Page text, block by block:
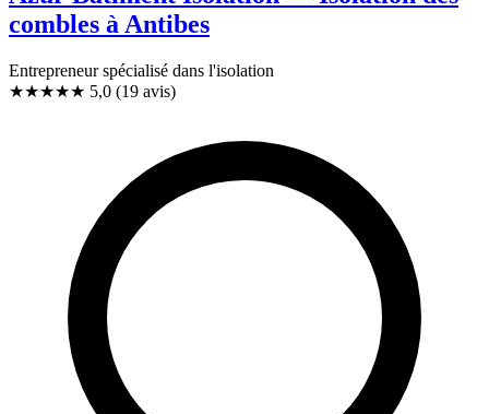
combles à Antibes
Entrepreneur spécialisé dans l'isolation
★★★★★ 5,0 (19 avis)